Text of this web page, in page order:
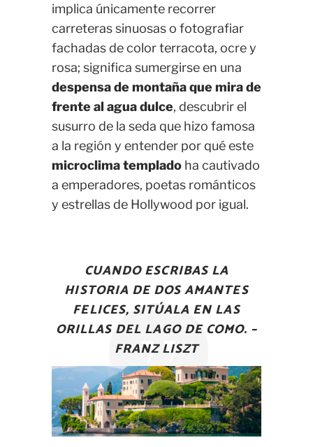
implica únicamente recorrer
carreteras sinuosas o fotografiar
fachadas de color terracota, ocre y
rosa; significa sumergirse en una
despensa de montaña que mira de
frente al agua dulce, descubrir el
susurro de la seda que hizo famosa
a la región y entender por qué este
microclima templado ha cautivado
a emperadores, poetas románticos
y estrellas de Hollywood por igual.
CUANDO ESCRIBAS LA
HISTORIA DE DOS AMANTES
FELICES, SITÚALA EN LAS
ORILLAS DEL LAGO DE COMO. –
FRANZ LISZT